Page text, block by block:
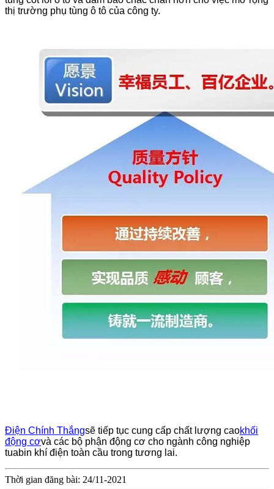
thị trường phụ tùng ô tô của công ty.
Điện Chính Thắngsẽ tiếp tục cung cấp chất lượng caokhối
động cơvà các bộ phận động cơ cho ngành công nghiệp
tuabin khí điện toàn cầu trong tương lai.
Thời gian đăng bài: 24/11-2021